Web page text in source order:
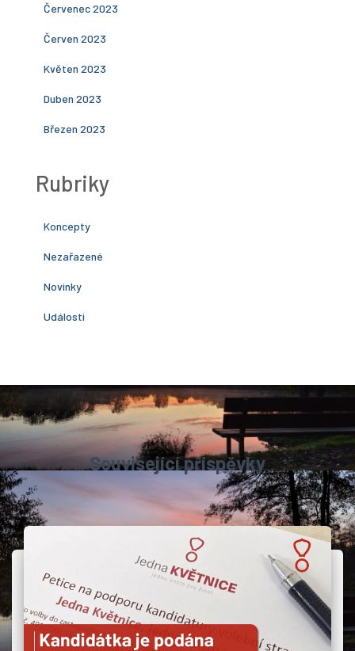
Červenec 2023
Červen 2023
Květen 2023
Duben 2023
Březen 2023
Rubriky
Koncepty
Nezařazené
Novinky
Události
Související příspěvky